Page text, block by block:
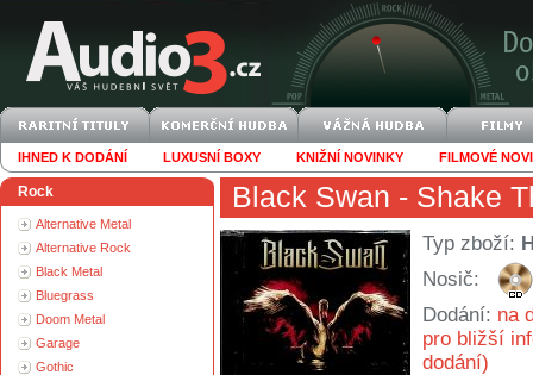
IHNED K DODÁNÍ LUXUSNÍ BOXY KNIŽNÍ NOVINKY FILMOVÉ
Rock
Alternative Metal
Alternative Rock
Black Metal
Bluegrass
Doom Metal
Garage
Gothic
Black Swan - Shake
Typ zboží:
Nosič:
Dodání: na
pro bližší
dodání)